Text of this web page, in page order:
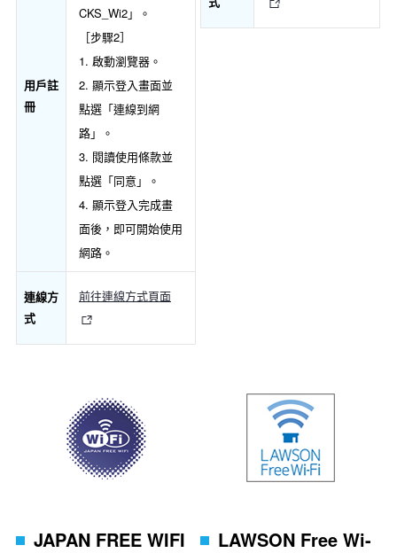
用戶註
冊
CKS_Wi2」。
［步驟2］
1. 啟動瀏覽器。
2. 顯示登入畫面並
點選「連線到網
路」。
3. 閱讀使用條款並
點選「同意」。
4. 顯示登入完成畫
面後，即可開始使用
網路。
連線方
式
前往連線方式頁面
JAPAN FREE WIFI
LAWSON Free Wi-